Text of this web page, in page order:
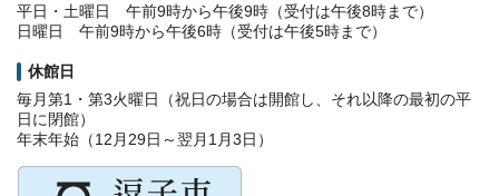
平日・土曜日 午前9時から午後9時（受付は午後8時まで）
日曜日 午前9時から午後6時（受付は午後5時まで）
休館日
毎月第1・第3火曜日（祝日の場合は開館し、それ以降の最初の平
日に閉館）
年末年始（12月29日～翌月1月3日）